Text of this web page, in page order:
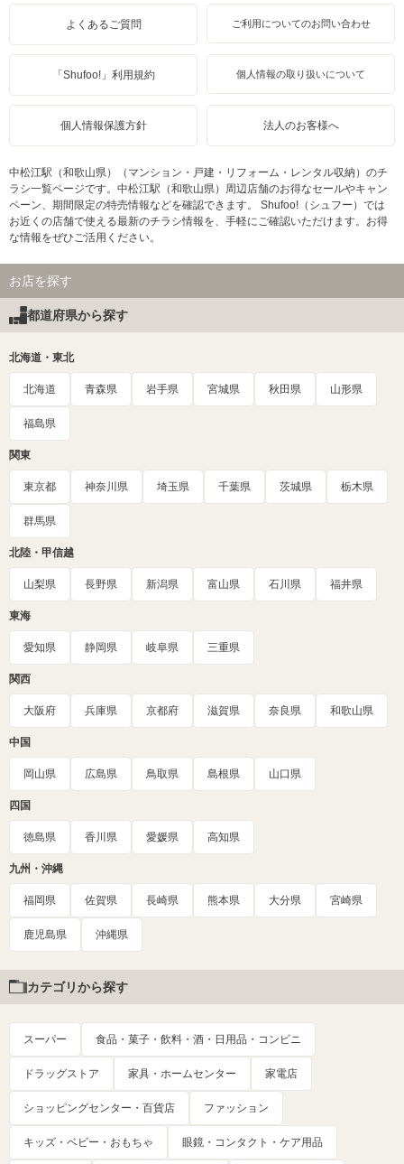
よくあるご質問 ご利用についてのお問い合わせ
「Shufoo!」利用規約 個人情報の取り扱いについて
個人情報保護方針 法人のお客様へ
中松江駅（和歌山県）（マンション・戸建・リフォーム・レンタル収納）のチ
ラシ一覧ページです。中松江駅（和歌山県）周辺店舗のお得なセールやキャン
ペーン、期間限定の特売情報などを確認できます。 Shufoo!（シュフー）では
お近くの店舗で使える最新のチラシ情報を、手軽にご確認いただけます。お得
な情報をぜひご活用ください。
お店を探す
都道府県から探す
北海道・東北
北海道 青森県 岩手県 宮城県 秋田県 山形県
福島県
関東
東京都 神奈川県 埼玉県 千葉県 茨城県 栃木県
群馬県
北陸・甲信越
山梨県 長野県 新潟県 富山県 石川県 福井県
東海
愛知県 静岡県 岐阜県 三重県
関西
大阪府 兵庫県 京都府 滋賀県 奈良県 和歌山県
中国
岡山県 広島県 鳥取県 島根県 山口県
四国
徳島県 香川県 愛媛県 高知県
九州・沖縄
福岡県 佐賀県 長崎県 熊本県 大分県 宮崎県
鹿児島県 沖縄県
カテゴリから探す
スーパー 食品・菓子・飲料・酒・日用品・コンビニ
ドラッグストア 家具・ホームセンター 家電店
ショッピングセンター・百貨店 ファッション
キッズ・ベビー・おもちゃ 眼鏡・コンタクト・ケア用品